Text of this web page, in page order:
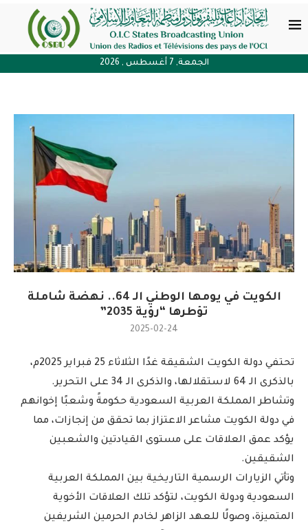
الجمعة, 7 أغسطس , 2026
الكويت في يومها الوطني الـ 64.. نهضة شاملة
تؤطرها “رؤية 2035”
2025-02-24
تحتفي دولة الكويت الشقيقة غدًا الثلاثاء 25 فبراير 2025م،
بالذكرى الـ 64 لاستقلالها، والذكرى الـ 34 على التحرير.
وتشاطر المملكة العربية السعودية حكومةً وشعبًا إخوانهم
في دولة الكويت مشاعر الاعتزاز بما تحقق من إنجازات، مما
يؤكد عمق العلاقات على مستوى القيادتين والشعبين
الشقيقين.
وتأتي الزيارات الرسمية التاريخية بين المملكة العربية
السعودية ودولة الكويت، لتؤكد تلك العلاقات الأخوية
المتميزة، وصولًا للعهد الزاهر لخادم الحرمين الشريفين